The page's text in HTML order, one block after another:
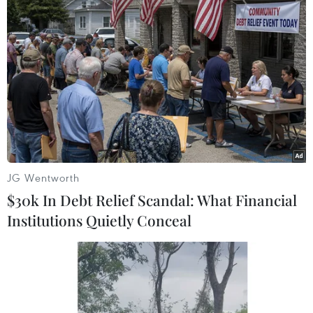
lượng chức năngvừa đi khỏi thì việc chở hàng
hóa, chở người vượt mức cho phép và hành
kháchkhông mặc áo phao khi tham gia giao
thông đường thủy lại tiếp diễn. Đây chính
lànhững yếu tố tiềm ẩn nguy cơ tai nạn giao
thông đường thủy nội địa trên địa bàntỉnh
Quảng Nam có thể xảy ra bất kỳ lúc nào, nhất là
trong mùa mưa bão.
Để phòng tránh rủi ro có thể xảy ra trong mùa
mưa bão, các cơ quan chức năng cầnkiên quyết
buộc ngừng hoạt động các phương tiện và
người điều khiển phương tiệnkhông tuân thủ
đầy đủ các quy định của pháp luật, không cho
phương tiện xuất bếnkhi trên phương tiện vẫn
còn khách không mặc áo phao cứu sinh hoặc sử
JG Wentworth
$30k In Debt Relief Scandal: What Financial
Institutions Quietly Conceal